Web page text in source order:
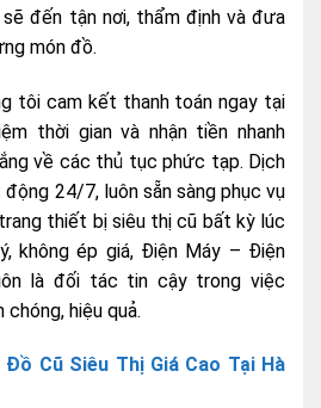
đến tận nơi, thẩm định và đưa
món đồ.
tôi cam kết thanh toán ngay tại
thời gian và nhận tiền nhanh
về các thủ tục phức tạp. Dịch
24/7, luôn sẵn sàng phục vụ
thiết bị siêu thị cũ bất kỳ lúc
không ép giá, Điện Máy – Điện
là đối tác tin cậy trong việc
chóng, hiệu quả.
Đồ Cũ Siêu Thị Giá Cao Tại Hà